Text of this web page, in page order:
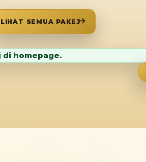
LIHAT SEMUA PAKEJ
di homepage.